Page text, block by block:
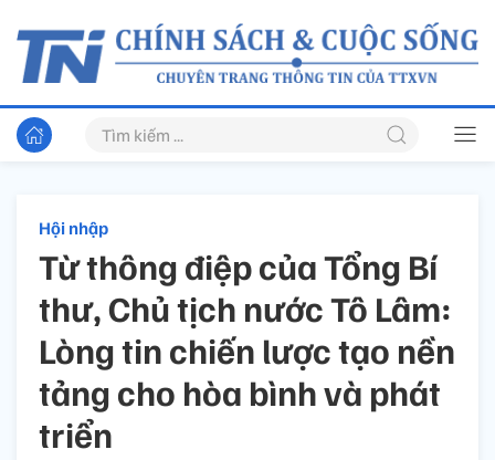
Hội nhập
Từ thông điệp của Tổng Bí
thư, Chủ tịch nước Tô Lâm:
Lòng tin chiến lược tạo nền
tảng cho hòa bình và phát
triển